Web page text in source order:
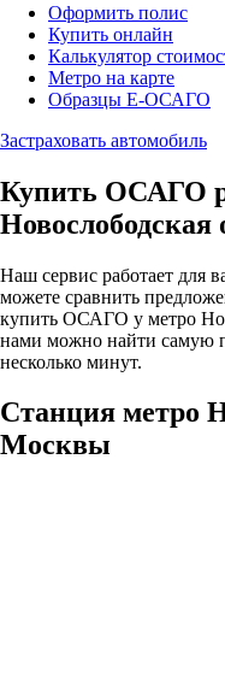
Оформить полис
Купить онлайн
Калькулятор
Метро на карте
Образцы Е-ОСАГО
Застраховать автомобиль
Купить ОСАГО
Новослободская
Наш сервис работает для
можете сравнить
купить ОСАГО у метро
нами можно найти самую
несколько минут.
Станция метро
Москвы